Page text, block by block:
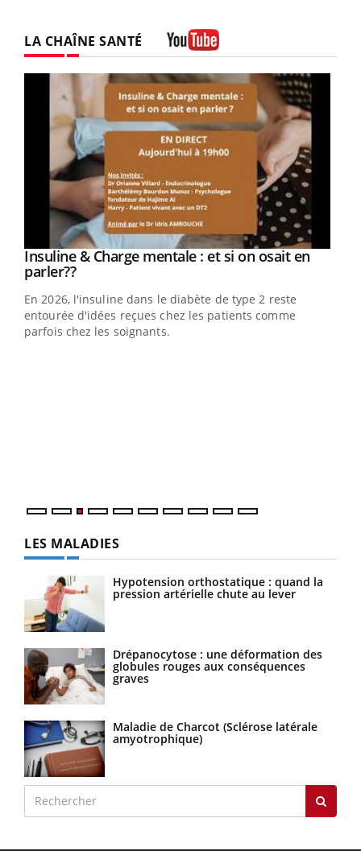
LA CHAÎNE SANTÉ
Youtube
Insuline & Charge mentale : et si on osait en
parler??Youtube
En 2026, l'insuline dans le diabète de type 2 reste
entourée d'idées reçues chez les patients comme
parfois chez les soignants.
LES MALADIES
Hypotension orthostatique : quand la
pression artérielle chute au lever
Drépanocytose : une déformation des
globules rouges aux conséquences
graves
Maladie de Charcot (Sclérose latérale
amyotrophique)